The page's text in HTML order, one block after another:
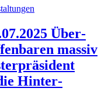
Über­
mas­siv
Hin­ter­